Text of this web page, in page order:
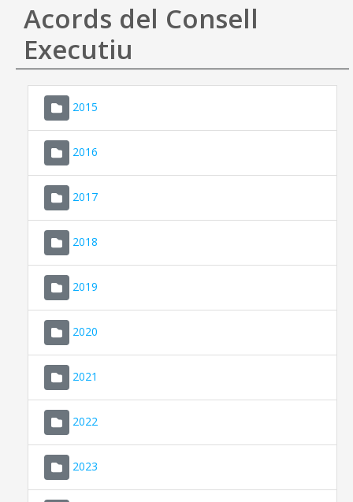
Ajuda
Acords del Consell
Executiu
2015
2016
2017
2018
2019
2020
2021
2022
2023